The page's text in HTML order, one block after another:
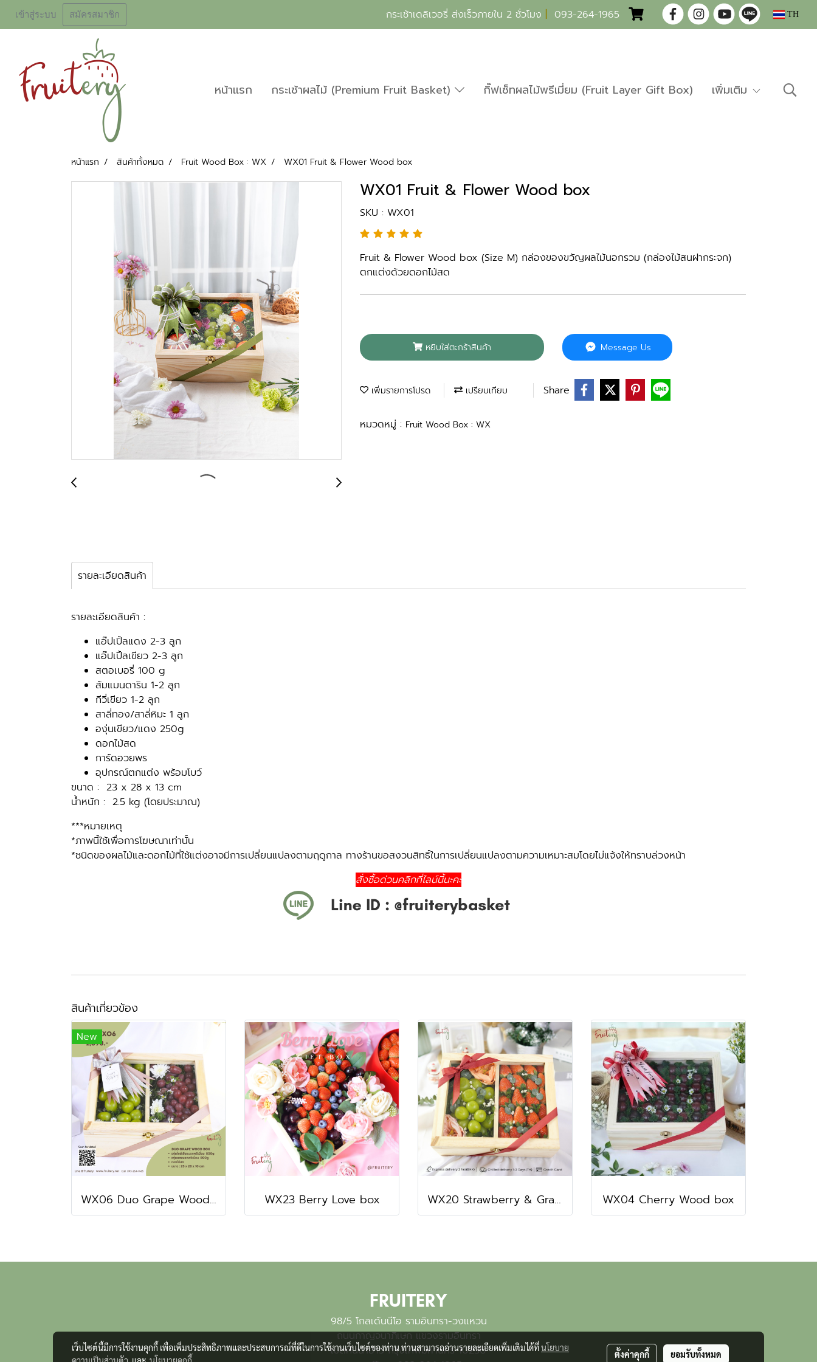
เข้าสู่ระบบ สมัครสมาชิก กระเช้าเดลิเวอรี่ ส่งเร็วภายใน 2 ชั่วโมง 093-264-1965 TH
หน้าเเรก กระเช้าผลไม้ (Premium Fruit Basket) กิ๊ฟเซ็ทผลไม้พรีเมี่ยม (Fruit Layer Gift Box) เพิ่มเติม
หน้าแรก สินค้าทั้งหมด Fruit Wood Box : WX WX01 Fruit & Flower Wood box
WX01 Fruit & Flower Wood box
SKU : WX01
Fruit & Flower Wood box (Size M) กล่องของขวัญผลไม้นอกรวม (กล่องไม้สนฝากระจก)
ตกแต่งด้วยดอกไม้สด
หยิบใส่ตะกร้าสินค้า Message Us
เพิ่มรายการโปรด เปรียบเทียบ Share
หมวดหมู่ : Fruit Wood Box : WX
รายละเอียดสินค้า
รายละเอียดสินค้า :
แอ๊ปเปิ้ลแดง 2-3 ลูก
แอ๊ปเปิ้ลเขียว 2-3 ลูก
สตอเบอรี่ 100 g
ส้มแมนดาริน 1-2 ลูก
กีวี่เขียว 1-2 ลูก
สาลี่ทอง/สาลี่หิมะ 1 ลูก
องุ่นเขียว/แดง 250g
ดอกไม้สด
การ์ดอวยพร
อุปกรณ์ตกแต่ง พร้อมโบว์
ขนาด : 23 x 28 x 13 cm
น้ำหนัก : 2.5 kg (โดยประมาณ)
***หมายเหตุ
*ภาพนี้ใช้เพื่อการโฆษณาเท่านั้น
*ชนิดของผลไม้และดอกไม้ที่ใช้แต่งอาจมีการเปลี่ยนแปลงตามฤดูกาล ทางร้านขอสงวนสิทธิ์ในการเปลี่ยนแปลงตามความเหมาะสมโดยไม่แจ้งให้ทราบล่วงหน้า
สั่งซื้อด่วนคลิกที่ไลน์นี้นะคะ
สินค้าเกี่ยวข้อง
New
WX06 Duo Grape Wood box WX23 Berry Love box WX20 Strawberry & Grape Wood gift box WX04 Cherry Wood box
FRUITERY
98/5 โกลเด้นนีโอ รามอินทรา-วงแหวน
ถนนกาญจนาภิเษก แขวงรามอินทรา
เขตคันนายาว กรุงเทพมหานคร 10230
เว็บไซต์นี้มีการใช้งานคุกกี้ เพื่อเพิ่มประสิทธิภาพและประสบการณ์ที่ดีในการใช้งานเว็บไซต์ของท่าน ท่านสามารถอ่านรายละเอียดเพิ่มเติมได้ที่นโยบาย
ตั้งค่าคุกกี้ ยอมรับทั้งหมด